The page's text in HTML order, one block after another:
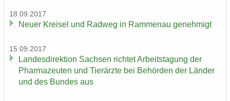
18.09.2017
Neuer Krei­sel und Rad­weg in Ram­men­au ge­neh­migt
15.09.2017
Lan­des­di­rek­ti­on Sach­sen rich­tet Ar­beits­ta­gung der
Phar­ma­zeu­ten und Tier­ärz­te bei Be­hör­den der Län­der
und des Bun­des aus